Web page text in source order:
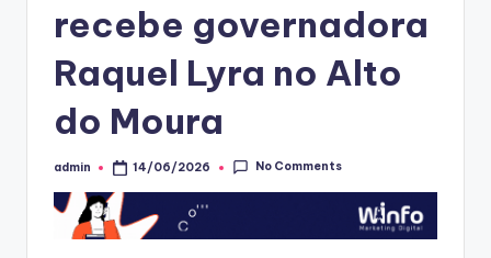
recebe governadora
Raquel Lyra no Alto
do Moura
Posted
admin 14/06/2026 No Comments